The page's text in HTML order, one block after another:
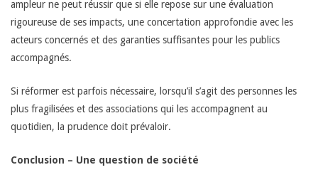
ampleur ne peut réussir que si elle repose sur une évaluation
rigoureuse de ses impacts, une concertation approfondie avec les
acteurs concernés et des garanties suffisantes pour les publics
accompagnés.
Si réformer est parfois nécessaire, lorsqu’il s’agit des personnes les
plus fragilisées et des associations qui les accompagnent au
quotidien, la prudence doit prévaloir.
Conclusion – Une question de société